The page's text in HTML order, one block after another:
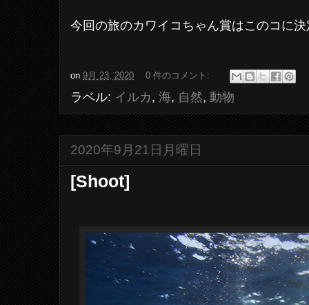
今回の旅のカワイコちゃん賞はこのコに決
on 9月 23, 2020 0 件のコメント:
ラベル: イルカ , 海, 自然, 動物
2020年9月21日月曜日
[Shoot]